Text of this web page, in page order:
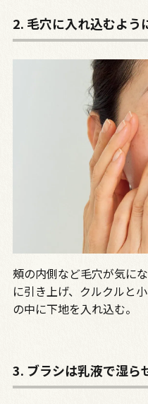
2. 毛穴に入れ込むよう
頰の内側など毛穴が気に
に引き上げ、クルクルと
の中に下地を入れ込む。
3. ブラシは乳液で湿ら